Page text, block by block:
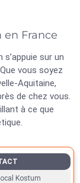
en France
sur un
vous soyez
Aquitaine,
de chez vous.
à ce que
Kostum